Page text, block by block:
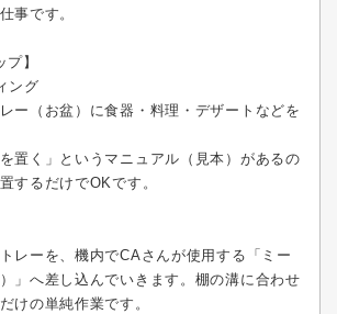
事です。
プ】
ング
ー（お盆）に食器・料理・デザートなどを
置く」というマニュアル（見本）があるの
するだけでOKです。
レーを、機内でCAさんが使用する「ミー
」へ差し込んでいきます。棚の溝に合わせ
けの単純作業です。